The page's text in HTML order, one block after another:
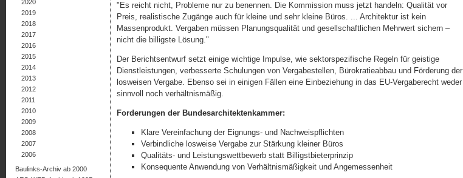
"Es reicht nicht, Probleme nur zu benennen. Die Kommission muss jetzt handeln: Qualität vor
Preis, realistische Zugänge auch für kleine und sehr kleine Büros. ... Architektur ist kein
Massenprodukt. Vergaben müssen Planungsqualität und gesellschaftlichen Mehrwert sichern –
nicht die billigste Lösung."
Der Berichtsentwurf setzt einige wichtige Impulse, wie sektorspezifische Regeln für geistige
Dienstleistungen, verbesserte Schulungen von Vergabestellen, Bürokratieabbau und Förderung der
losweisen Vergabe. Ebenso sei in einigen Fällen eine Einbeziehung in das EU-Vergaberecht weder
sinnvoll noch verhältnismäßig.
Forderungen der Bundesarchitektenkammer:
Klare Vereinfachung der Eignungs- und Nachweispflichten
Verbindliche losweise Vergabe zur Stärkung kleiner Büros
Qualitäts- und Leistungswettbewerb statt Billigstbieterprinzip
Konsequente Anwendung von Verhältnismäßigkeit und Angemessenheit
2020
2019
2018
2017
2016
2015
2014
2013
2012
2011
2010
2009
2008
2007
2006
Baulinks-Archiv ab 2000